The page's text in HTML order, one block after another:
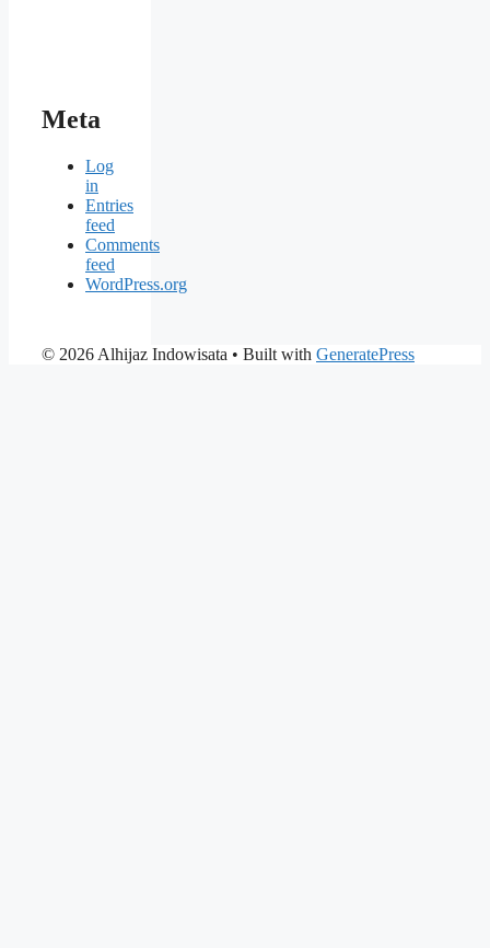
Meta
Log
in
Entries
feed
Comments
feed
WordPress.org
© 2026 Alhijaz Indowisata • Built with GeneratePress